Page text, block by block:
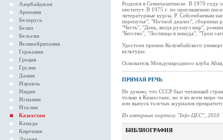
Азербайджан
Армения
Беларусь
Белиз
Бельгия
Великобритания
Германия
Греция
Грузия
Дания
Израиль
Индия
Испания
Италия
Казахстан
Канада
Киргизия
Родился в Семипалатинске. В 1970 году
институт. В 1975 г. по приглашению
литературные курсы. Р. Сейсенбаевым
перепутье", "Ночной диалог", сборники
"Честь", "День, когда рухнул мир",
"Бегство", "Лестница в никуда", "Трон
Удостоен премии Колумбийского
культуры.
Основатель Международного клуба
ПРЯМАЯ РЕЧЬ
Не думаю, что СССР был читающей
только в Казахстане, но и во всем мире
или выпуск толстых журналов
Из интервью порталу "Info-ЦЕС", 2010
БИБЛИОГРАФИЯ